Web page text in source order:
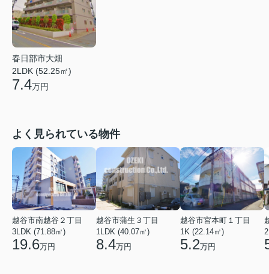
春日部市大畑
2LDK (52.25㎡)
7.4万円
よく見られている物件
越谷市南越谷２丁目
3LDK (71.88㎡)
19.6万円
越谷市蒲生３丁目
1LDK (40.07㎡)
8.4万円
越谷市宮本町１丁目
1K (22.14㎡)
5.2万円